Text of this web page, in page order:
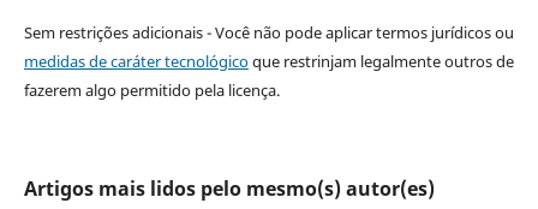
Sem restrições adicionais - Você não pode aplicar termos jurídicos ou
medidas de caráter tecnológicoque restrinjam legalmente outros de
fazerem algo permitido pela licença.
Artigos mais lidos pelo mesmo(s) autor(es)